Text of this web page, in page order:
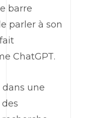
barre
parler à son
ChatGPT.
dans une